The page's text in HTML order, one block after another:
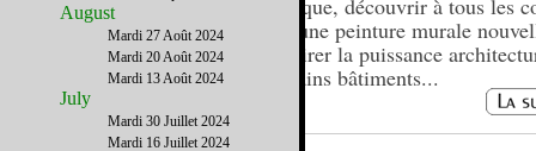
grecque, découvrir à tous les
rue une peinture murale
admirer la puissance
certains bâtiments...
August
Mardi 27 Août 2024
Mardi 20 Août 2024
Mardi 13 Août 2024
July
Mardi 30 Juillet 2024
Mardi 16 Juillet 2024